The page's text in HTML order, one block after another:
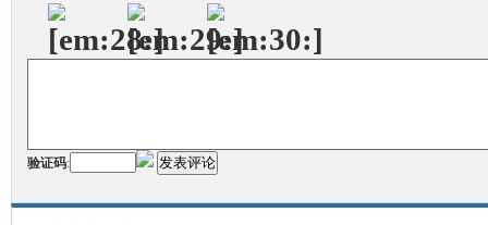
验证码: